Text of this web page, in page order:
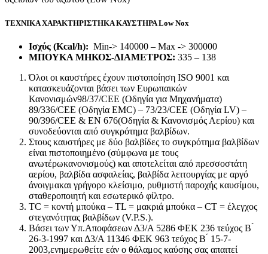
ΤΕΧΝΙΚΑ ΧΑΡΑΚΤΗΡΙΣΤΗΚΑ ΚΑΥΣΤΗΡΑLow Nox
Ισχύς (Kcal/h): Min-> 140000 – Max -> 300000
ΜΠΟΥΚΑ ΜΗΚΟΣ-ΔΙΑΜΕΤΡΟΣ: 335 – 138
Όλοι οι καυστήρες έχουν πιστοποίηση ISO 9001 και
κατασκευάζονται βάσει των Ευρωπαικών
Κανονισμών98/37/CEE (Οδηγία για Μηχανήματα)
89/336/CEE (Οδηγία EMC) – 73/23/CEE (Οδηγία LV) –
90/396/CEE & ΕΝ 676(Οδηγία & Κανονισμός Αερίου) και
συνοδεύονται από συγκρότημα βαλβίδων.
Στους καυστήρες με δύο βαλβίδες το συγκρότημα βαλβίδων
είναι πιστοποιημένο (σύμφωνα με τους
ανωτέρωκανονισμούς) και αποτελείται από πρεσσοστάτη
αερίου, βαλβίδα ασφαλείας, βαλβίδα λειτουργίας με αργό
άνοιγμακαι γρήγορο κλείσιμο, ρυθμιστή παροχής καυσίμου,
σταθεροποιητή και εσωτερικό φίλτρο.
TC = κοντή μπούκα – TL = μακριά μπούκα – CT = έλεγχος
στεγανότητας βαλβίδων (V.P.S.).
Βάσει των Υπ.Αποφάσεων Δ3/Α 5286 ΦΕΚ 236 τεύχος Β ́
26-3-1997 και Δ3/Α 11346 ΦΕΚ 963 τεύχος Β ́ 15-7-
2003,ενημερωθείτε εάν ο θάλαμος καύσης σας απαιτεί